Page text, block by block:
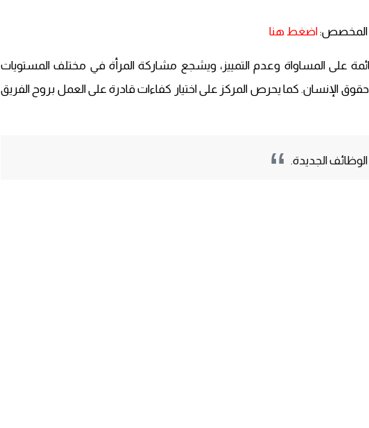
المخصص:اضغط هنا
على المساواة وعدم التمييز، ويشجع مشاركة المرأة في مختلف المستويات
وحقوق الإنسان. كما يحرص المركز على اختيار كفاءات قادرة على العمل بروح الفريق
الجديدة.